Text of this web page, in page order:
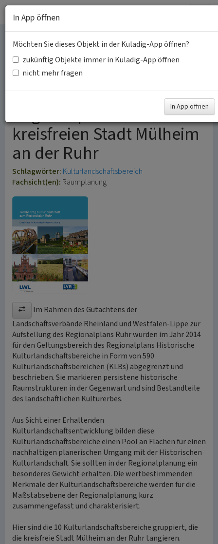
Kulturlandschaftsbereiche
(KLBs) im
Geltungsbereich des
Regionalplans Ruhr in der
kreisfreien Stadt Mülheim
an der Ruhr
Schlagwörter: Kulturlandschaftsbereich
Fachsicht(en): Raumplanung
Im Rahmen des Gutachtens der
Landschaftsverbände Rheinland und Westfalen-Lippe zur
Aufstellung des Regionalplans Ruhr wurden im Jahr 2014
für den Geltungsbereich des Regionalplans Historische
Kulturlandschaftsbereiche in Form von 590
Kulturlandschaftsbereichen (KLBs) abgegrenzt und
beschrieben. Sie markieren persistene historische
Raumstrukturen in der Gegenwart und sind Bestandteile
des landschaftlichen Kulturerbes.
Aus Sicht einer Erhaltenden
Kulturlandschaftsentwicklung bilden diese
Kulturlandschaftsbereiche einen Pool an Flächen für einen
nachhaltigen planerischen Umgang mit der Historischen
Kulturlandschaft. Sie sollten in der Regionalplanung ein
besonderes Gewicht erhalten. Die wertbestimmenden
Merkmale der Kulturlandschaftsbereiche werden für die
Maßstabsebene der Regionalplanung kurz
zusammengefasst und charakterisiert.
Hier sind die 10 Kulturlandschaftsbereiche gruppiert, die
die kreisfreie Stadt Mülheim an der Ruhr tangieren.
In App öffnen
Möchten Sie dieses Objekt in der Kuladig-App öffnen?
zukünftig Objekte immer in Kuladig-App öffnen
nicht mehr fragen
In App öffnen